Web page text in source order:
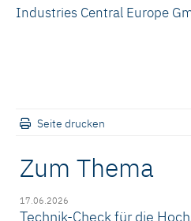
Industries Central Europe
Seite drucken
Zum Thema
17.06.2026
Technik-Check für die